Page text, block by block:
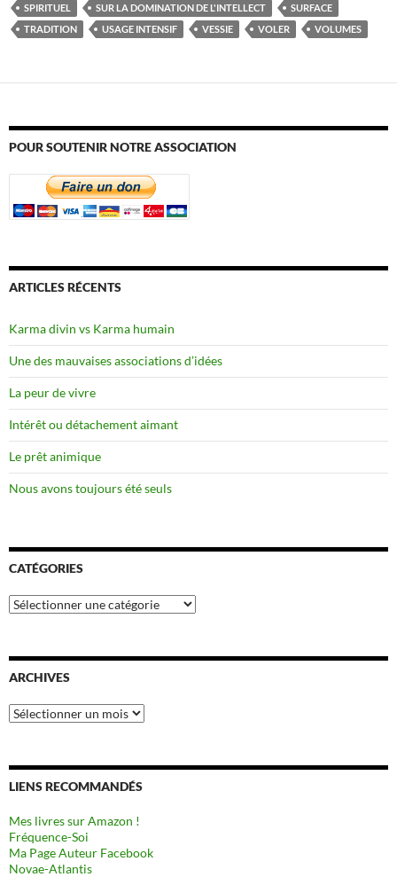
SPIRITUEL
SUR LA DOMINATION DE L'INTELLECT
SURFACE
TRADITION
USAGE INTENSIF VESSIE VOLER VOLUMES
POUR SOUTENIR NOTRE ASSOCIATION
ARTICLES RÉCENTS
Karma divin vs Karma humain
Une des mauvaises associations d’idées
La peur de vivre
Intérêt ou détachement aimant
Le prêt animique
Nous avons toujours été seuls
CATÉGORIES
Catégories
ARCHIVES
Archives
LIENS RECOMMANDÉS
Mes livres sur Amazon !
Fréquence-Soi
Ma Page Auteur Facebook
Novae-Atlantis